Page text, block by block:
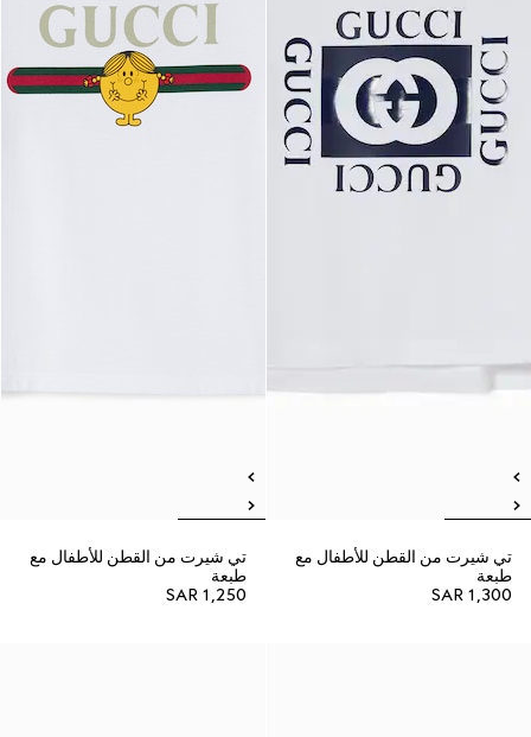
تي شيرت من القطن للأطفال مع
طبعة
SAR 1,300
تي شيرت من القطن للأطفال مع
طبعة
SAR 1,250